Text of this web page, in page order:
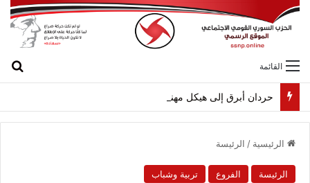
القائمة
حردان أبرق إلى هيكل مهنئاً بمناسبة عيد الجيش
الرئيسية / الرئيسة
الرئيسة الفروع تربية وشباب